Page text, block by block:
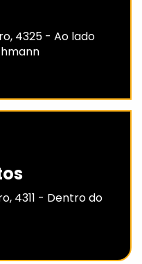
4325 - Ao lado
4311 - Dentro do